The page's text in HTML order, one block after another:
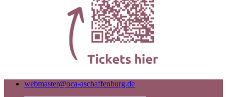
webmaster@oca-aschaffenburg.de